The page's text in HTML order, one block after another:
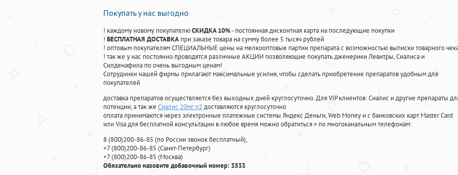
Покупать у нас выгодно
! каждому новому покупателюСКИДКА 10%- постоянная дисконтная карта на последующие покупки
! БЕСПЛАТНАЯ ДОСТАВКА при заказе товара на сумму более 5 тысяч рублей
! оптовым покупателям СПЕЦИАЛЬНЫЕ цены на мелкооптовые партии препарата с возможностью выписки товарного
! так же у нас постоянно проводятся различные АКЦИИ позволяющие покупать дженерики Левитры, Сиалиса и
Силденафила по очень выгодным ценам!
Cотрудники нашей фирмы прилагают максимальные усилия, чтобы сделать приобретение препаратов удобным для
покупателей
доставка препаратов осуществляется без выходных дней круглосуточно. Для VIP клиентов: Сиалис и другие препараты
потенции, а так же Сиалис 20мг n2 доставляются круглосуточно
оплата принимаются через электронные платежные системы Яндекс Деньги, Web Money и с банковских карт Master Card
или Visa для бесплатной консультации в любое время можно обратиться» по многоканальным телефонам:
8(800)200-86-85 (по России звонок бесплатный),
+7(800)200-86-85 (Санкт-Петербург)
+7(800)200-86-85 (Москва)
Обязательно назовите добавочный номер: 3533